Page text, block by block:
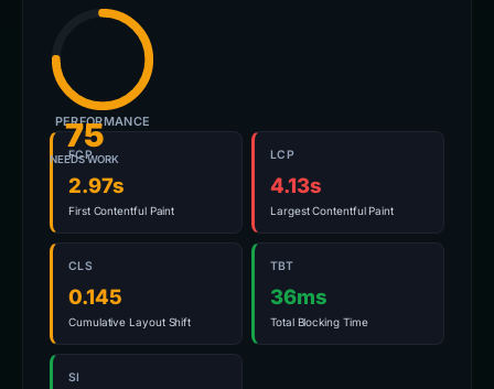
75
NEEDS WORK
PERFORMANCE
FCP
2.97s
First Contentful Paint
LCP
4.13s
Largest Contentful Paint
CLS
0.145
Cumulative Layout Shift
TBT
36ms
Total Blocking Time
SI